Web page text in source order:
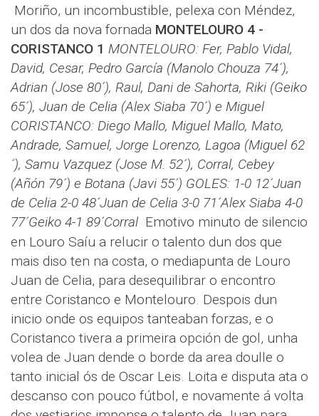
Moriño, un incombustible, pelexa con Méndez,
un dos da nova fornada MONTELOURO 4 -
CORISTANCO 1 MONTELOURO: Fer, Pablo Vidal,
David, Cesar, Pedro García (Manolo Chouza 74´),
Adrian (Jose 80´), Raul, Dani de Sahorta, Riki (Geiko
65´), Juan de Celia (Alex Siaba 70´) e Miguel
CORISTANCO: Diego Mallo, Miguel Mallo, Mato,
Andrade, Samuel, Jorge Lorenzo, Lagoa (Miguel 62
´), Samu Vazquez (Jose M. 52´), Corral, Cebey
(Añón 79´) e Botana (Javi 55´) GOLES: 1-0 12´Juan
de Celia 2-0 48´Juan de Celia 3-0 71´Alex Siaba 4-0
77´Geiko 4-1 89´Corral Emotivo minuto de silencio
en Louro Saíu a relucir o talento dun dos que
mais diso ten na costa, o mediapunta de Louro
Juan de Celia, para desequilibrar o encontro
entre Coristanco e Montelouro. Despois dun
inicio onde os equipos tanteaban forzas, e o
Coristanco tivera a primeira opción de gol, unha
volea de Juan dende o borde da area doulle o
tanto inicial ós de Oscar Leis. Loita e disputa ata o
descanso con pouco fútbol, e novamente á volta